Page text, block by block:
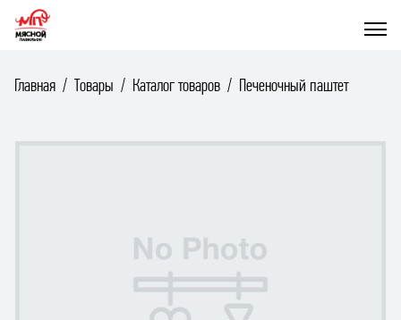
Главная Товары Каталог товаров Печеночный паштет